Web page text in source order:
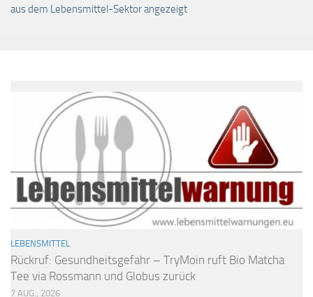
aus dem Lebensmittel-Sektor angezeigt
LEBENSMITTEL
Rückruf: Gesundheitsgefahr – TryMoin ruft Bio Matcha
Tee via Rossmann und Globus zurück
7 AUG., 2026